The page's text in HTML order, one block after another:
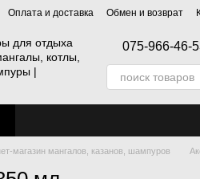
контенту
Оплата и доставка Обмен и возврат
075-966-46-
магазин мангалов, казанов, шампуров